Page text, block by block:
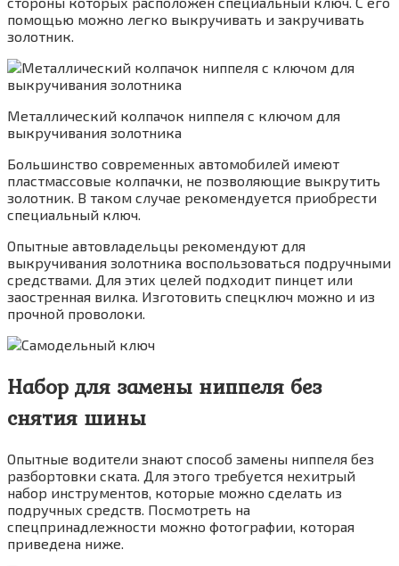
помощью можно легко выкручивать и закручивать
золотник.
Металлический колпачок ниппеля с ключом для
выкручивания золотника
Большинство современных автомобилей имеют
пластмассовые колпачки, не позволяющие выкрутить
золотник. В таком случае рекомендуется приобрести
специальный ключ.
Опытные автовладельцы рекомендуют для
выкручивания золотника воспользоваться подручными
средствами. Для этих целей подходит пинцет или
заостренная вилка. Изготовить спецключ можно и из
прочной проволоки.
Набор для замены ниппеля без
снятия шины
Опытные водители знают способ замены ниппеля без
разбортовки ската. Для этого требуется нехитрый
набор инструментов, которые можно сделать из
подручных средств. Посмотреть на
спецпринадлежности можно фотографии, которая
приведена ниже.